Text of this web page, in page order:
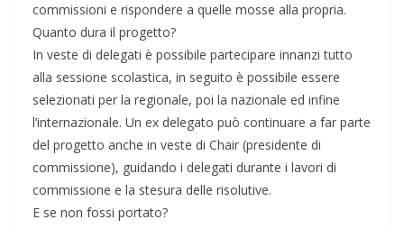
commissioni e rispondere a quelle mosse alla propria.
Quanto dura il progetto?
In veste di delegati è possibile partecipare innanzi tutto
alla sessione scolastica, in seguito è possibile essere
selezionati per la regionale, poi la nazionale ed infine
l’internazionale. Un ex delegato può continuare a far parte
del progetto anche in veste di Chair (presidente di
commissione), guidando i delegati durante i lavori di
commissione e la stesura delle risolutive.
E se non fossi portato?